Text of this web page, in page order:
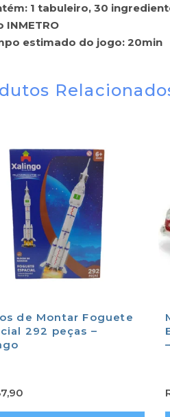
1 tabuleiro, 30
INMETRO
estimado do jogo: 20min
de Montar Foguete
292 peças –